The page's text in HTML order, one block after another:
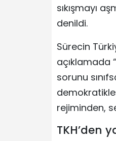
sıkışmayı
denildi.
Sürecin
açıklamada
sorunu
rejiminden,
TKH’den